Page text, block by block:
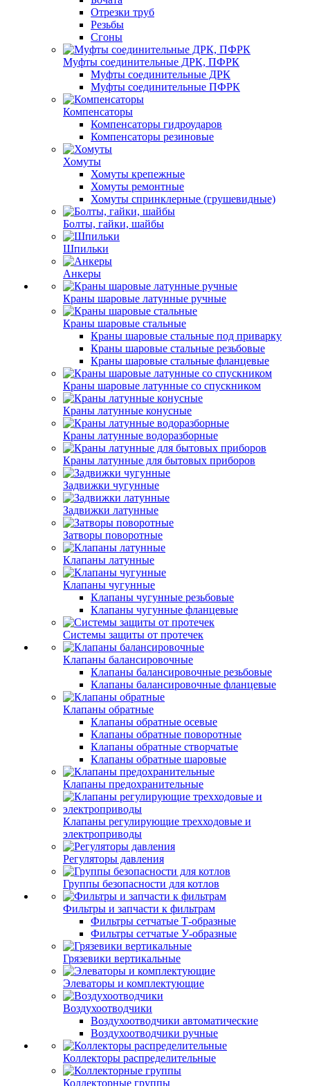
Отрезки труб
Резьбы
Сгоны
Муфты соединительные ДРК, ПФРК
Муфты соединительные ДРК
Муфты соединительные ПФРК
Компенсаторы
Компенсаторы гидроударов
Компенсаторы резиновые
Хомуты
Хомуты крепежные
Хомуты ремонтные
Хомуты спринклерные (грушевидные)
Болты, гайки, шайбы
Шпильки
Анкеры
Краны шаровые латунные ручные
Краны шаровые стальные
Краны шаровые стальные под приварку
Краны шаровые стальные резьбовые
Краны шаровые стальные фланцевые
Краны шаровые латунные со спускником
Краны латунные конусные
Краны латунные водоразборные
Краны латунные для бытовых приборов
Задвижки чугунные
Задвижки латунные
Затворы поворотные
Клапаны латунные
Клапаны чугунные
Клапаны чугунные резьбовые
Клапаны чугунные фланцевые
Системы защиты от протечек
Клапаны балансировочные
Клапаны балансировочные резьбовые
Клапаны балансировочные фланцевые
Клапаны обратные
Клапаны обратные осевые
Клапаны обратные поворотные
Клапаны обратные створчатые
Клапаны обратные шаровые
Клапаны предохранительные
Клапаны регулирующие трехходовые и
электроприводы
Регуляторы давления
Группы безопасности для котлов
Фильтры и запчасти к фильтрам
Фильтры сетчатые Т-образные
Фильтры сетчатые У-образные
Грязевики вертикальные
Элеваторы и комплектующие
Воздухоотводчики
Воздухоотводчики автоматические
Воздухоотводчики ручные
Коллекторы распределительные
Коллекторные группы